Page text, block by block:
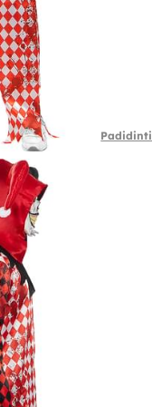
Padidinti